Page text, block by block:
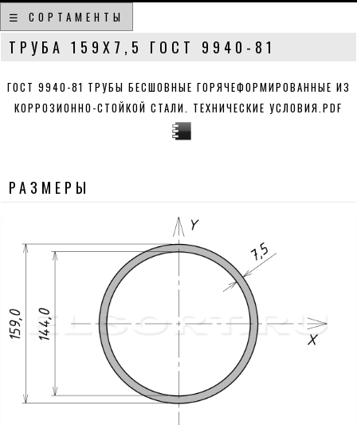
☰ СОРТАМЕНТЫ
ТРУБА 159Х7,5 ГОСТ 9940-81
ГОСТ 9940-81 ТРУБЫ БЕСШОВНЫЕ ГОРЯЧЕФОРМИРОВАННЫЕ ИЗ
КОРРОЗИОННО-СТОЙКОЙ СТАЛИ. ТЕХНИЧЕСКИЕ УСЛОВИЯ.PDF
РАЗМЕРЫ